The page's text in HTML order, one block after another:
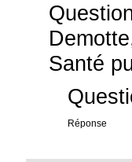
Santé
Réponse